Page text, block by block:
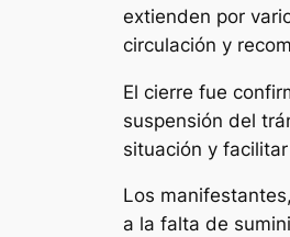
extienden por
circulación y
El cierre fue
suspensión del
situación y
Los
a la falta de